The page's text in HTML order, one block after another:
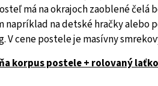
má na okrajoch zaoblené čelá
na detské hračky alebo
V cene postele je masívny
korpus postele + rolovaný